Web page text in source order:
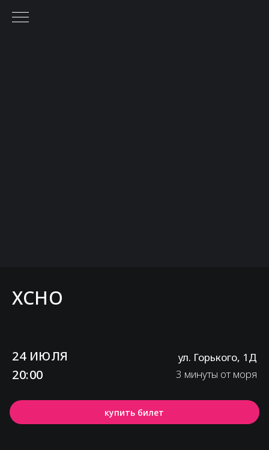
XCHO
24 ИЮЛЯ
20:00
3 минуты от моря
купить билет
ул. Горького, 1Д